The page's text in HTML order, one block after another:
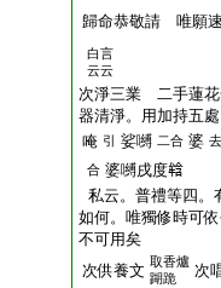
歸命恭敬請 唯願
白言
云云
次淨三業 二手蓮花
器清淨。用加持五
唵 引 娑嚩 二合 婆 去
合 婆嚩戌度𤚥
私云。普禮等四。
如何。唯獨修時可
不可用矣
次供養文 取香爐
䠒跪
次